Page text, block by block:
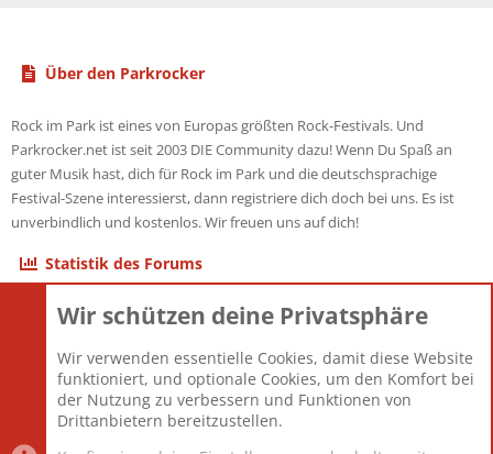
Über den Parkrocker
Rock im Park ist eines von Europas größten Rock-Festivals. Und
Parkrocker.net ist seit 2003 DIE Community dazu! Wenn Du Spaß an
guter Musik hast, dich für Rock im Park und die deutschsprachige
Festival-Szene interessierst, dann registriere dich doch bei uns. Es ist
unverbindlich und kostenlos. Wir freuen uns auf dich!
Statistik des Forums
Themen
Mitglieder
12.427
Neuestes Mitglied
Berlin
Wir schützen deine Privatsphäre
Wir verwenden essentielle Cookies, damit diese Website
funktioniert, und optionale Cookies, um den Komfort bei
der Nutzung zu verbessern und Funktionen von
Drittanbietern bereitzustellen.